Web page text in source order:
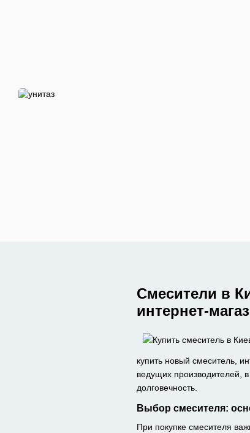
Смесители в
интернет-
купить новый смеситель,
ведущих производителей,
долговечность.
Выбор смесителя:
При покупке смесителя